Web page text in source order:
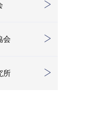
会
所